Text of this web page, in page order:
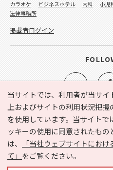
当サイトでは、利用者が当サ
上およびサイトの利用状況把握
を使用しています。当サイトで
ッキーの使用に同意されたも
は、
「当社ウェブサイトにお
て」 をご覧ください。
e-NAVITA（イーナビタ）とは？
利用規約
個人情報の取り扱
サイトマップ
広告掲載
カラオケ
ビジネスホテル 内科 小児
法律事務所
掲載者ログイン